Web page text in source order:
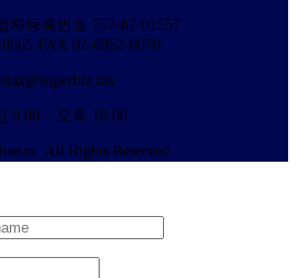
자등록번호 757-87-01557
FAX 02-6952-0070
9:00 – 오후 18:00
All Rights Reserved.